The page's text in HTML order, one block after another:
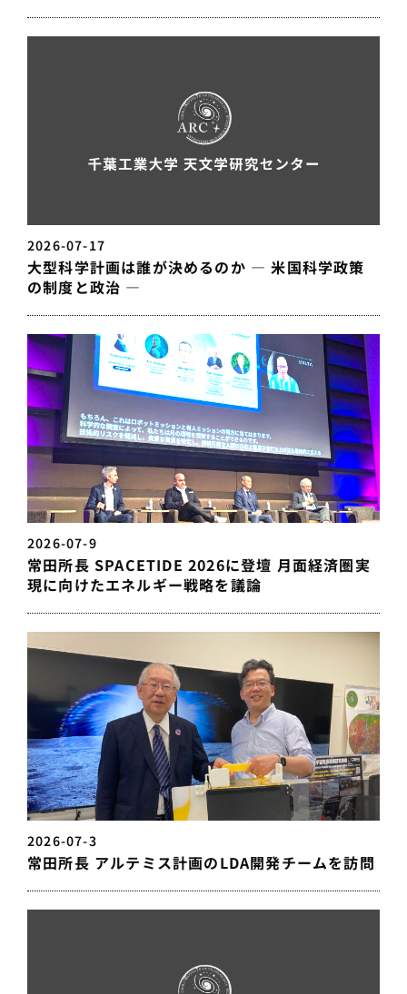
2026-07-17
大型科学計画は誰が決めるのか — 米国科学政策
の制度と政治 —
2026-07-9
常田所長 SPACETIDE 2026に登壇 月面経済圏実
現に向けたエネルギー戦略を議論
2026-07-3
常田所長 アルテミス計画のLDA開発チームを訪問